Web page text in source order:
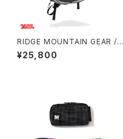
RIDGE MOUNTAIN GEAR / S
ASH PACK
¥25,800